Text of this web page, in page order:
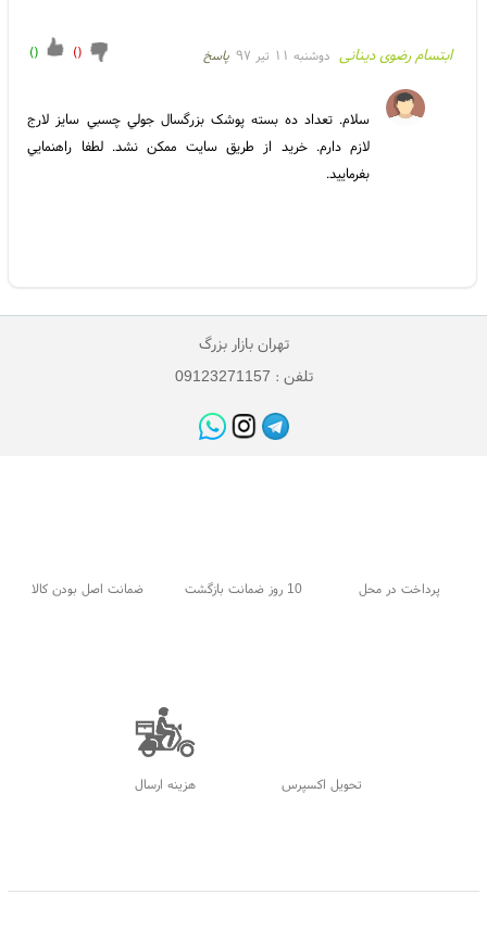
ابتسام رضوی دینانی دوشنبه ۱۱ تیر ۹۷ پاسخ (
) (
)
سلام. تعداد ده بسته پوشک بزرگسال جولي چسبي سايز لارج
لازم دارم. خريد از طريق سايت ممکن نشد. لطفا راهنمايي
بفرماييد.
تهران بازار بزرگ
تلفن : 09123271157